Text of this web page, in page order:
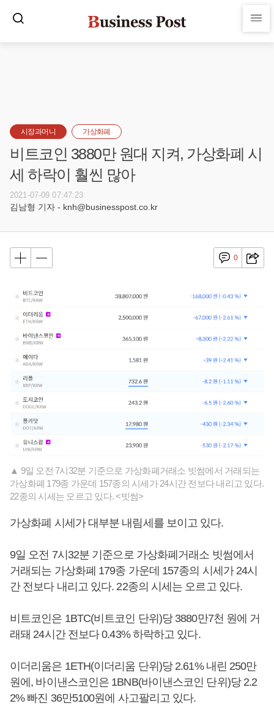
시장과머니 가상화폐
비트코인 3880만 원대 지켜, 가상화폐 시
세 하락이 훨씬 많아
2021-07-09 07:47:23
김남형 기자 - knh@businesspost.co.kr
0
▲ 9일 오전 7시32분 기준으로 가상화폐거래소 빗썸에서 거래되는
가상화폐 179종 가운데 157종의 시세가 24시간 전보다 내리고 있다.
22종의 시세는 오르고 있다. <빗썸>
가상화폐 시세가 대부분 내림세를 보이고 있다.
9일 오전 7시32분 기준으로 가상화폐거래소 빗썸에서
거래되는 가상화폐 179종 가운데 157종의 시세가 24시
간 전보다 내리고 있다. 22종의 시세는 오르고 있다.
비트코인은 1BTC(비트코인 단위)당 3880만7천 원에 거
래돼 24시간 전보다 0.43% 하락하고 있다.
이더리움은 1ETH(이더리움 단위)당 2.61% 내린 250만
원에, 바이낸스코인은 1BNB(바이낸스코인 단위)당 2.2
2% 빠진 36만5100원에 사고팔리고 있다.